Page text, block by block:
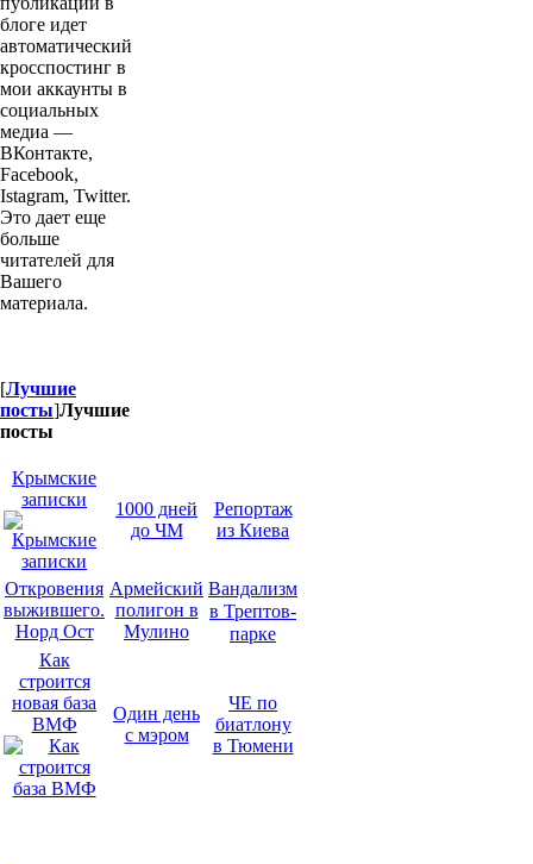
блоге идет
автоматический
кросспостинг в
мои аккаунты в
социальных
медиа —
ВКонтакте,
Facebook,
Istagram, Twitter.
Это дает еще
больше
читателей для
Вашего
материала.
[Лучшие
посты]Лучшие
посты
Крымские
записки
до ЧМ
Репортаж
из Киева
Откровения
выжившего.
Норд Ост
Армейский
полигон в
Мулино
Вандализм
в Трептов-
парке
Как
строится
новая база
ВМФ
Один день
ЧЕ по
биатлону